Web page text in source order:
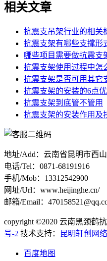
相关文章
抗震支吊架行业的相关
抗震支架有哪些支撑形
哪些项目需要做抗震支
抗震支架使用过程中怎
抗震支架是否可用其它
抗震支架的安装的6点
抗震支架到底管不管用
抗震支架的安装作用及
地址/Add：云南省昆明市西
电话/Tel：0871-68191916
手机/Mob：13312542900
网址/Url：www.heijinghe.cn/
邮箱/Email：
copyright ©2020 云南黑颈鹤
号-2 技术支持： 昆明轩创网络
百度地图